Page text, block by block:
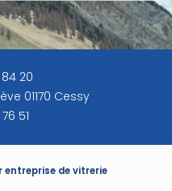
20
01170 Cessy
51
entreprise de vitrerie